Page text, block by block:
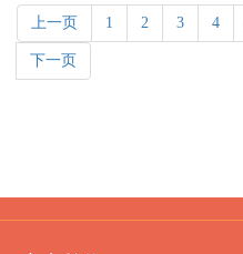
上一页 1 2 3 4
下一页